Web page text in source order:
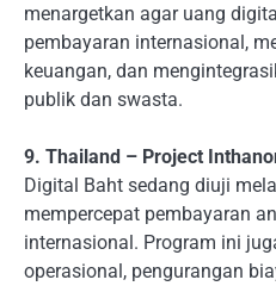
menargetkan agar uang
pembayaran internasional,
keuangan, dan
publik dan swasta.
9. Thailand – Project
Digital Baht sedang diuji
mempercepat pembayaran
internasional. Program ini
operasional, pengurangan